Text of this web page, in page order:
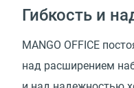
Гибкость и
MANGO OFFICE
над расширением